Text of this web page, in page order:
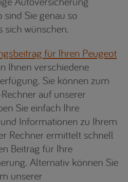
sind Sie genau so
sich wünschen.
für Ihren Peugeot
Ihnen verschiedene
Sie können zum
auf unserer
Sie einfach Ihre
Informationen zu Ihrem
Rechner ermittelt schnell
Beitrag für Ihre
Alternativ können Sie
unserer